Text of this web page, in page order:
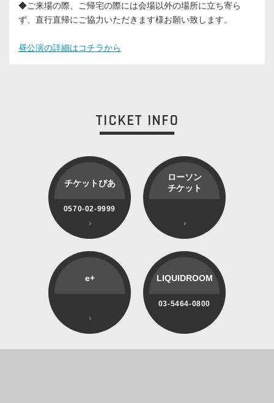
◆ご来場の際、ご帰宅の際には会場以外の場所に立ち寄ら
ず、直行直帰にご協力いただきます様お願い致します。
昼公演の詳細はコチラから
TICKET INFO
チケットぴあ
0570-02-9999
ローソン
チケット
e+ LIQUIDROOM
03-5464-0800